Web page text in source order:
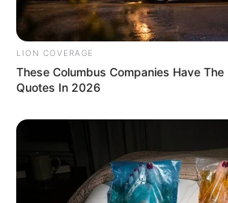
Pfizer's Billion-Dollar Nightmare:
For This 87¢ Aisle 7 Blue Pill
FRIDAY PLANS
LION COVERAGE
These Columbus Companies Have
Quotes In 2026